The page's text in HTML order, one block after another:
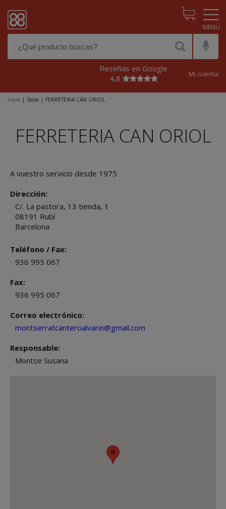
Reseñas en Google
4,8
Mi cuenta
Inicio | Store | FERRETERIA CAN ORIOL
FERRETERIA CAN ORIOL
A vuestro servicio desde 1975
Dirección:
C/. La pastora, 13 tienda, 1
08191 Rubí
Barcelona
Teléfono / Fax:
936 995 067
Fax:
936 995 067
Correo electrónico:
montserratcanteroalvarin@gmail.com
Responsable:
Montse Susana